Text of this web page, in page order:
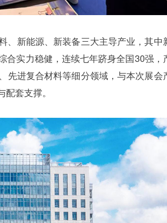
、新能源、新装备三大主导产业，其中
合实力稳健，连续七年跻身全国30强，
先进复合材料等细分领域，与本次展会
套支撑。